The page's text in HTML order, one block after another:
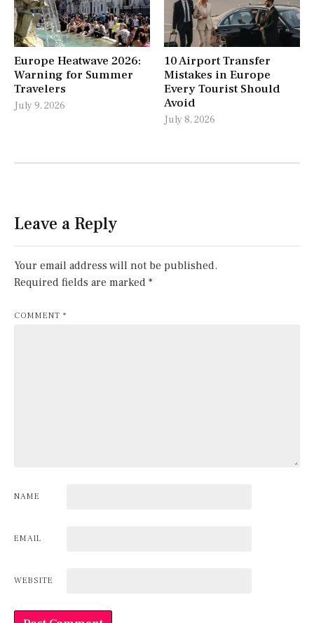
Europe Heatwave 2026:
Warning for Summer
Travelers
July 9, 2026
10 Airport Transfer
Mistakes in Europe
Every Tourist Should
Avoid
July 8, 2026
Leave a Reply
Your email address will not be published.
Required fields are marked *
COMMENT *
NAME
EMAIL
WEBSITE